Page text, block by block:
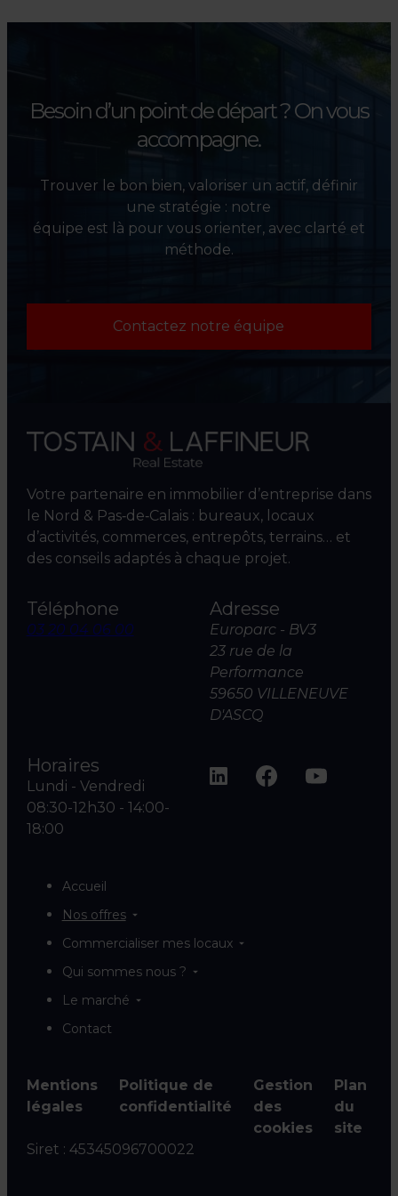
l’évaluation et la valorisation
Besoin d’un point de départ ?On vous
accompagne.
Trouver le bon bien, valoriser un actif, définir
une stratégie : notre
équipe est là pour vous orienter, avec clarté et
méthode.
Contactez notre équipe
Votre partenaire en immobilier d’entreprise dans
le Nord & Pas‑de‑Calais : bureaux, locaux
d’activités, commerces, entrepôts, terrains… et
des conseils adaptés à chaque projet.
Téléphone
03 20 04 06 00
Adresse
Europarc - BV3
23 rue de la
Performance
59650 VILLENEUVE
D'ASCQ
Horaires
Lundi - Vendredi
08:30-12h30 - 14:00-
18:00
Accueil
Nos offres
Commercialiser mes locaux
Qui sommes nous ?
Le marché
Contact
Mentions
légales
Politique de
confidentialité
Gestion
des
cookies
Plan
du
site
Siret : 45345096700022